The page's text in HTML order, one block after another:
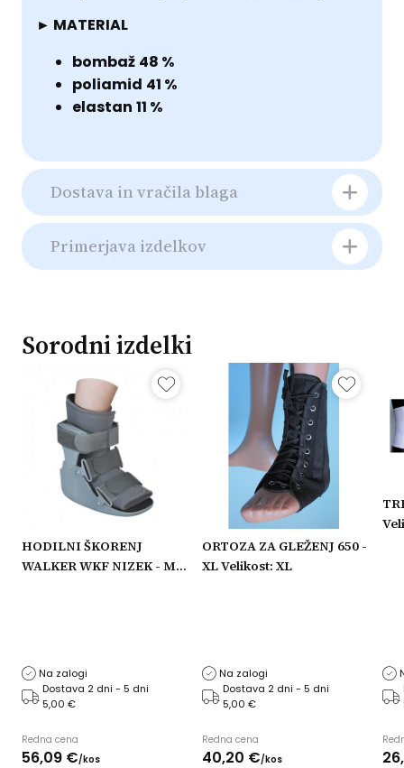
► MATERIAL
bombaž 48 %
poliamid 41 %
elastan 11 %
Dostava in vračila blaga
Primerjava izdelkov
Sorodni izdelki
HODILNI ŠKORENJ
WALKER WKF NIZEK - M
Na zalogi
Dostava 2 dni - 5 dni
5,00 €
Redna cena
56,09 €/ kos
ORTOZA ZA GLEŽENJ 650 -
XL Velikost: XL
Na zalogi
Dostava 2 dni - 5 dni
5,00 €
Redna cena
40,20 €/ kos 26,